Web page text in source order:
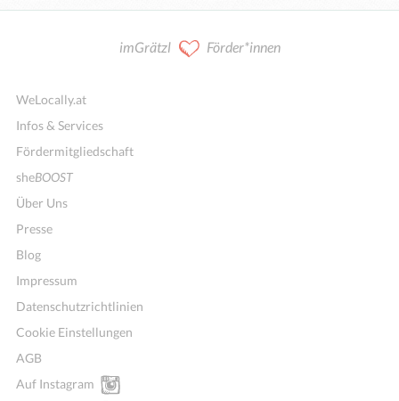
imGrätzl Förder*innen
WeLocally.at
Infos & Services
Fördermitgliedschaft
sheBOOST
Über Uns
Presse
Blog
Impressum
Datenschutzrichtlinien
Cookie Einstellungen
AGB
Auf Instagram